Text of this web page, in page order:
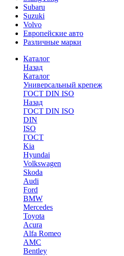
Subaru
Suzuki
Volvo
Европейские авто
Различные марки
Каталог
Назад
Каталог
Универсальный крепеж
ГОСТ DIN ISO
Назад
ГОСТ DIN ISO
DIN
ISO
ГОСТ
Kia
Hyundai
Volkswagen
Skoda
Audi
Ford
BMW
Mercedes
Toyota
Acura
Alfa Romeo
AMC
Bentley